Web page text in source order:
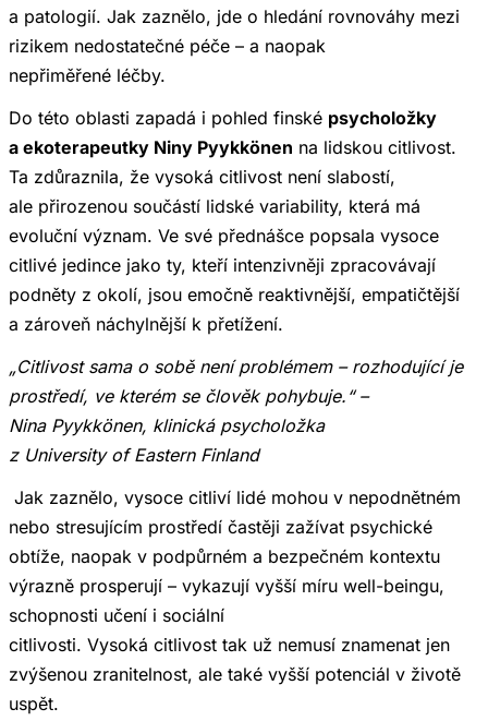
a patologií. Jak zaznělo, jde o hledání rovnováhy mezi
rizikem nedostatečné péče – a naopak
nepřiměřené léčby.
Do této oblasti zapadá i pohled finské psycholožky
a ekoterapeutky Niny Pyykkönen na lidskou citlivost.
Ta zdůraznila, že vysoká citlivost není slabostí,
ale přirozenou součástí lidské variability, která má
evoluční význam. Ve své přednášce popsala vysoce
citlivé jedince jako ty, kteří intenzivněji zpracovávají
podněty z okolí, jsou emočně reaktivnější, empatičtější
a zároveň náchylnější k přetížení.
„Citlivost sama o sobě není problémem – rozhodující je
prostředí, ve kterém se člověk pohybuje.“ –
Nina Pyykkönen, klinická psycholožka
z University of Eastern Finland
Jak zaznělo, vysoce citliví lidé mohou v nepodnětném
nebo stresujícím prostředí častěji zažívat psychické
obtíže, naopak v podpůrném a bezpečném kontextu
výrazně prosperují – vykazují vyšší míru well-beingu,
schopnosti učení i sociální
citlivosti. Vysoká citlivost tak už nemusí znamenat jen
zvýšenou zranitelnost, ale také vyšší potenciál v životě
uspět.